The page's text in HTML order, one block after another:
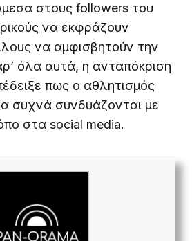
στους followers του
να εκφράζουν
να αμφισβητούν την
όλα αυτά, η ανταπόκριση
πως ο αθλητισμός
συχνά συνδυάζονται με
στα social media.